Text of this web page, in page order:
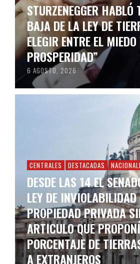
STURZENEGGER HABLÓ
BAJA DE LA LEY DE
ELEGIR ENTRE EL
PROSPERIDAD”
6 AGOSTO, 2026
CENTRALES DESTACADAS
DESDE LAS 14 EL
LEY DE INVIOLABILIDAD
PROPIEDAD PRIVADA
ARTICULO QUE
PORCENTAJE DE
A EXTRANJEROS